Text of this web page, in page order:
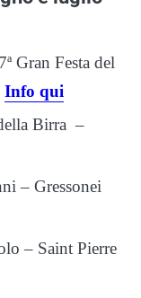
Gran Festa del
Info qui
Birra –
– Gressonei
– Saint Pierre